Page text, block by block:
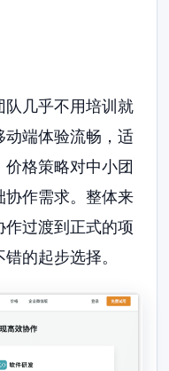
队几乎不用培训就
动端体验流畅，适
格策略对中小团
协作需求。整体来
过渡到正式的项
的起步选择。